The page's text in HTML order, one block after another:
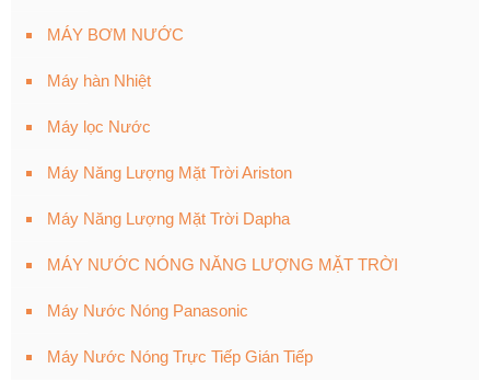
MÁY BƠM NƯỚC
Máy hàn Nhiệt
Máy lọc Nước
Máy Năng Lượng Mặt Trời Ariston
Máy Năng Lượng Mặt Trời Dapha
MÁY NƯỚC NÓNG NĂNG LƯỢNG MẶT TRỜI
Máy Nước Nóng Panasonic
Máy Nước Nóng Trực Tiếp Gián Tiếp